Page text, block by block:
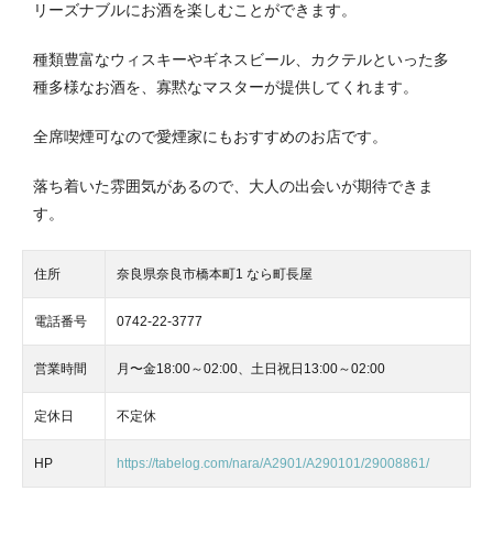
リーズナブルにお酒を楽しむことができます。
種類豊富なウィスキーやギネスビール、カクテルといった多
種多様なお酒を、寡黙なマスターが提供してくれます。
全席喫煙可なので愛煙家にもおすすめのお店です。
落ち着いた雰囲気があるので、大人の出会いが期待できま
す。
住所 奈良県奈良市橋本町1 なら町長屋
電話番号 0742-22-3777
営業時間 月〜金18:00～02:00、土日祝日13:00～02:00
定休日 不定休
HP https://tabelog.com/nara/A2901/A290101/29008861/